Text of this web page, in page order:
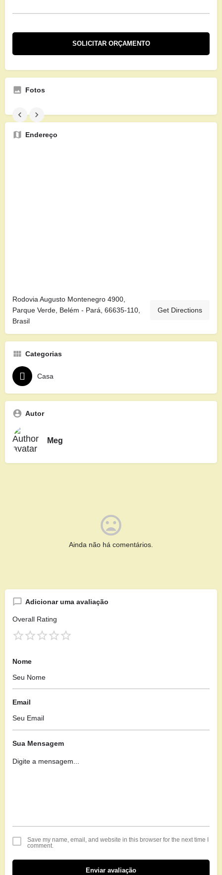
Fotos
Endereço
Rodovia Augusto Montenegro 4900,
Parque Verde, Belém - Pará, 66635-110,
Brasil
Get Directions
Categorias
Casa
Autor
Meg
Ainda não há comentários.
Adicionar uma avaliação
Overall Rating
Nome
Email
Sua Mensagem
Save my name, email, and website in this browser for the next time I
comment.
Enviar avaliação